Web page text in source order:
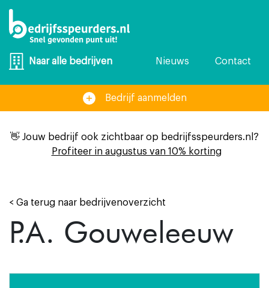
Naar alle bedrijven Nieuws Contact
Bedrijf aanmelden
👋 Jouw bedrijf ook zichtbaar op bedrijfsspeurders.nl?
Profiteer in augustus van 10% korting
< Ga terug naar bedrijvenoverzicht
P.A. Gouweleeuw